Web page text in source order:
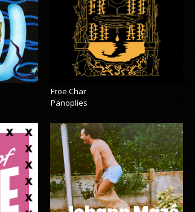
Froe Char
Panoplies